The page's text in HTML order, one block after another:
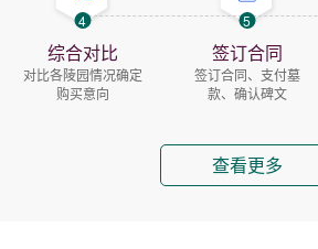
4
综合对比
对比各陵园情况确定
购买意向
5
签订合同
签订合同、支付墓
款、确认碑文
查看更多